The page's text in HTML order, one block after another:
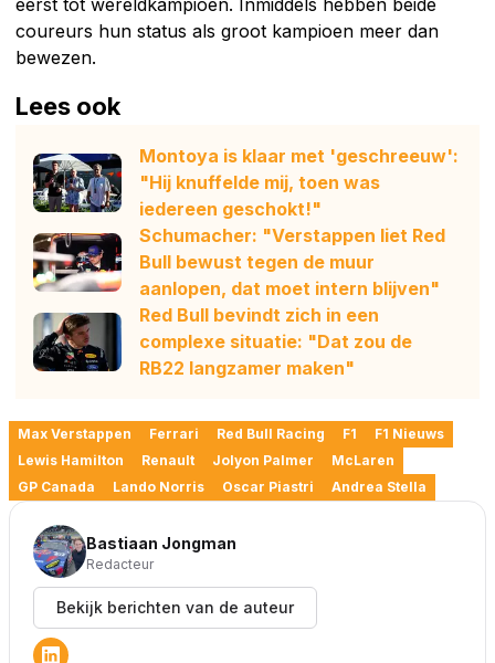
eerst tot wereldkampioen. Inmiddels hebben beide
coureurs hun status als groot kampioen meer dan
bewezen.
Lees ook
Montoya is klaar met 'geschreeuw':
"Hij knuffelde mij, toen was
iedereen geschokt!"
Schumacher: "Verstappen liet Red
Bull bewust tegen de muur
aanlopen, dat moet intern blijven"
Red Bull bevindt zich in een
complexe situatie: "Dat zou de
RB22 langzamer maken"
Max Verstappen Ferrari Red Bull Racing F1
F1 Nieuws
Lewis Hamilton
Renault Jolyon Palmer
McLaren
GP Canada
Lando Norris Oscar Piastri Andrea Stella
Bastiaan Jongman
Redacteur
Bekijk berichten van de auteur